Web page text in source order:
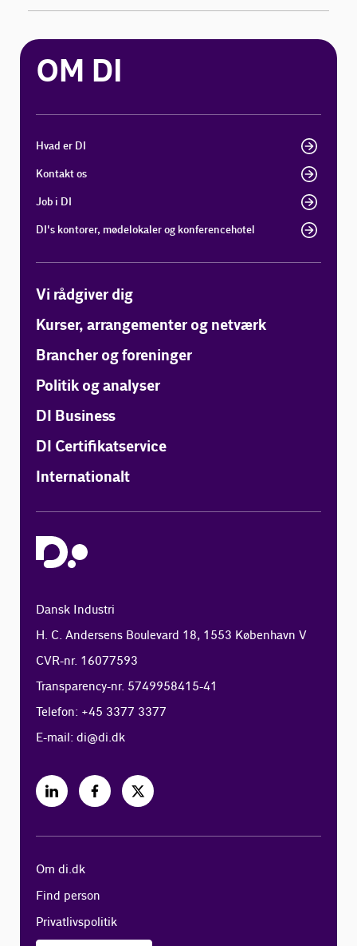
OM DI
Hvad er DI
Kontakt os
Job i DI
DI's kontorer, mødelokaler og konferencehotel
Vi rådgiver dig
Kurser, arrangementer og netværk
Brancher og foreninger
Politik og analyser
DI Business
DI Certifikatservice
Internationalt
Dansk Industri
H. C. Andersens Boulevard 18, 1553 København V
CVR-nr. 16077593
Transparency-nr. 5749958415-41
Telefon: +45 3377 3377
E-mail:di@di.dk
Om di.dk
Find person
Privatlivspolitik